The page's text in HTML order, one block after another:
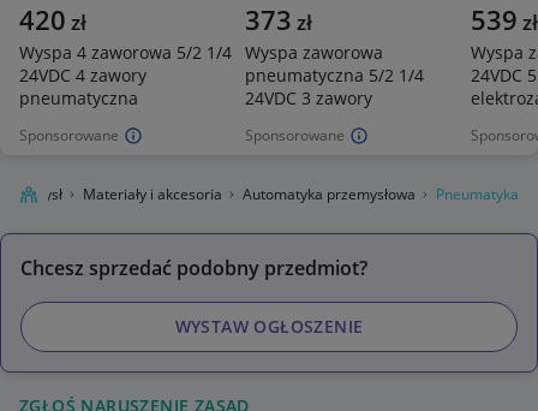
Sponsorowane
420 zł
Wyspa 4 zaworowa 5/2 1/4
24VDC 4 zawory
pneumatyczna
Sponsorowane
373 zł
Wyspa zaworowa
pneumatyczna 5/2 1/4
24VDC 3 zawory
539 zł
Wyspa
24VDC
Przemysł Materiały i akcesoria Automatyka przemysłowa Pneumatyka
Chcesz sprzedać podobny przedmiot?
WYSTAW OGŁOSZENIE
ZGŁOŚ NARUSZENIE ZASAD